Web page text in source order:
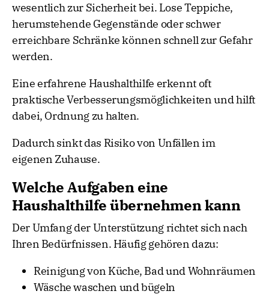
wesentlich zur Sicherheit bei. Lose Teppiche,
herumstehende Gegenstände oder schwer
erreichbare Schränke können schnell zur Gefahr
werden.
Eine erfahrene Haushalthilfe erkennt oft
praktische Verbesserungsmöglichkeiten und hilft
dabei, Ordnung zu halten.
Dadurch sinkt das Risiko von Unfällen im
eigenen Zuhause.
Welche Aufgaben eine
Haushalthilfe übernehmen kann
Der Umfang der Unterstützung richtet sich nach
Ihren Bedürfnissen. Häufig gehören dazu:
Reinigung von Küche, Bad und Wohnräumen
Wäsche waschen und bügeln